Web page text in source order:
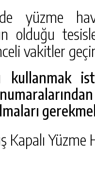
yüzme
olduğu
vakitler
kullanmak
Kapalı Yüzme